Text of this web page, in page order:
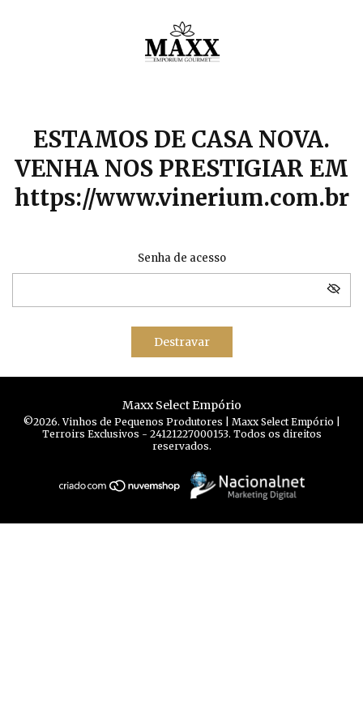
ESTAMOS DE CASA NOVA.
VENHA NOS PRESTIGIAR EM
https://www.vinerium.com.br
Senha de acesso
Destravar
Maxx Select Empório
©2026. Vinhos de Pequenos Produtores | Maxx Select Empório |
Terroirs Exclusivos - 24121227000153. Todos os direitos
reservados.